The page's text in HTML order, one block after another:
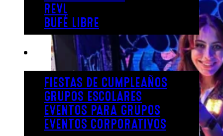
REVL
BUFÉ LIBRE
FIESTA
FIESTAS DE CUMPLEAÑOS
GRUPOS ESCOLARES
EVENTOS PARA GRUPOS
EVENTOS CORPORATIVOS